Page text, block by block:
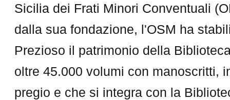
Sicilia dei Frati Minori Conventuali
dalla sua fondazione, l'OSM ha
Prezioso il patrimonio della
oltre 45.000 volumi con manoscritti,
pregio e che si integra con la